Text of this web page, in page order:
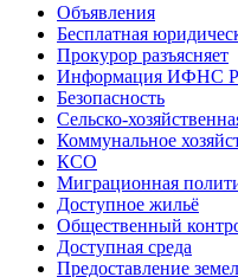
Объявления
Бесплатная
Прокурор разъясняет
Информация ИФНС
Безопасность
Сельско-
Коммунальное
КСО
Миграционная
Доступное жильё
Общественный
Доступная среда
Предоставление